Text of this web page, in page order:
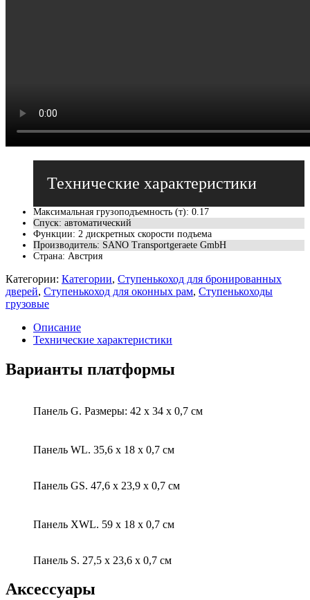
Максимальная грузоподъемность (т): 0.17
Спуск: автоматический
Функции: 2 дискретных скорости подъема
Производитель: SANO Transportgeraete GmbH
Страна: Австрия
Категории: Категории, Ступенькоход для бронированных
дверей, Ступенькоход для оконных рам, Ступенькоходы
грузовые
Описание
Технические характеристики
Варианты платформы
Панель G. Размеры: 42 х 34 х 0,7 см
Панель WL. 35,6 х 18 х 0,7 см
Панель GS. 47,6 х 23,9 х 0,7 см
Панель XWL. 59 х 18 х 0,7 см
Панель S. 27,5 х 23,6 х 0,7 см
Аксессуары